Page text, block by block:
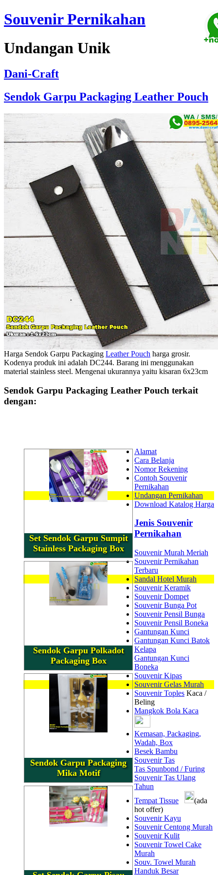
Souvenir Pernikahan
Undangan Unik
Dani-Craft
Sendok Garpu Packaging Leather Pouch
Harga Sendok Garpu Packaging Leather Pouch harga grosir.
Kodenya produk ini adalah DC244. Barang ini menggunakan
material stainless steel. Mengenai ukurannya yaitu kisaran 6x23cm
Sendok Garpu Packaging Leather Pouch terkait
dengan:
Set Sendok Garpu Sumpit
Stainless Packaging Box
Sendok Garpu Polkadot
Packaging Box
Sendok Garpu Packaging
Mika Motif
Alamat
Cara Belanja
Nomor Rekening
Contoh Souvenir
Pernikahan
Undangan Pernikahan
Download Katalog Harga
Jenis Souvenir
Pernikahan
Souvenir Murah Meriah
Souvenir Pernikahan
Terbaru
Sandal Hotel Murah
Souvenir Keramik
Souvenir Dompet
Souvenir Bunga Pot
Souvenir Pensil Bunga
Souvenir Pensil Boneka
Gantungan Kunci
Gantungan Kunci Batok
Kelapa
Gantungan Kunci
Boneka
Souvenir Kipas
Souvenir Gelas Murah
Souvenir Toples Kaca /
Beling
Mangkok Bola Kaca
Kemasan, Packaging,
Wadah, Box
Besek Bambu
Souvenir Tas
Tas Spunbond / Furing
Souvenir Tas Ulang
Tahun
Tempat Tissue
(ada
hot offer)
Souvenir Kayu
Souvenir Centong Murah
Souvenir Kulit
Souvenir Towel Cake
Murah
Souv. Towel Murah
Handuk Besar